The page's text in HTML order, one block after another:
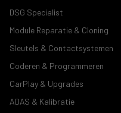
DSG Specialist
Module Reparatie & Cloning
Sleutels & Contactsystemen
Coderen & Programmeren
CarPlay & Upgrades
ADAS & Kalibratie